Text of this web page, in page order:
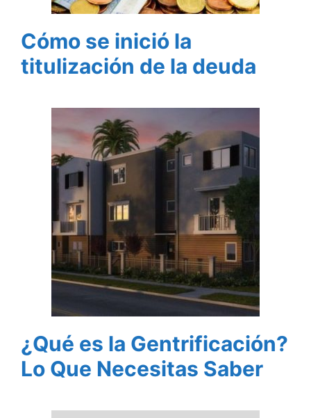
Cómo se inició la
titulización de la deuda
¿Qué es la Gentrificación?
Lo Que Necesitas Saber